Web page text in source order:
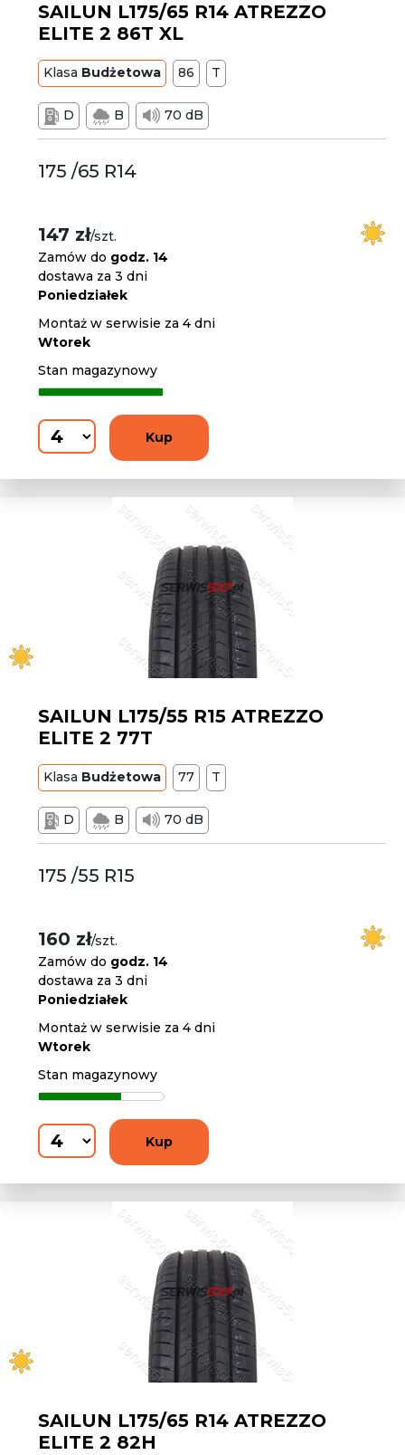
SAILUN L175/65 R14 ATREZZO
ELITE 2 86T XL
Klasa Budżetowa 86 T
D B 70 dB
175 /65 R14
147 zł/szt.
Zamów do godz. 14
dostawa za 3 dni
Poniedziałek
Montaż w serwisie za 4 dni
Wtorek
Stan magazynowy
Kup
SAILUN L175/55 R15 ATREZZO
ELITE 2 77T
Klasa Budżetowa 77 T
D B 70 dB
175 /55 R15
160 zł/szt.
Zamów do godz. 14
dostawa za 3 dni
Poniedziałek
Montaż w serwisie za 4 dni
Wtorek
Stan magazynowy
Kup
SAILUN L175/65 R14 ATREZZO
ELITE 2 82H